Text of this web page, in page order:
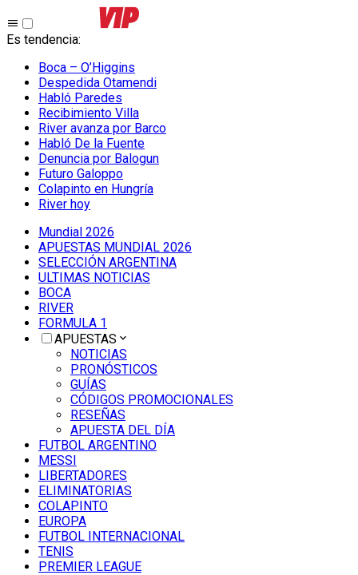
Es tendencia:
Boca – O’Higgins
Despedida Otamendi
Habló Paredes
Recibimiento Villa
River avanza por Barco
Habló De la Fuente
Denuncia por Balogun
Futuro Galoppo
Colapinto en Hungría
River hoy
Mundial 2026
APUESTAS MUNDIAL 2026
SELECCIÓN ARGENTINA
ULTIMAS NOTICIAS
BOCA
RIVER
FORMULA 1
APUESTAS
NOTICIAS
PRONÓSTICOS
GUÍAS
CÓDIGOS PROMOCIONALES
RESEÑAS
APUESTA DEL DÍA
FUTBOL ARGENTINO
MESSI
LIBERTADORES
ELIMINATORIAS
COLAPINTO
EUROPA
FUTBOL INTERNACIONAL
TENIS
PREMIER LEAGUE